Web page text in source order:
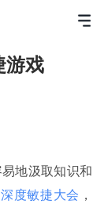
戏
地汲取知识和
度敏捷大会 ，